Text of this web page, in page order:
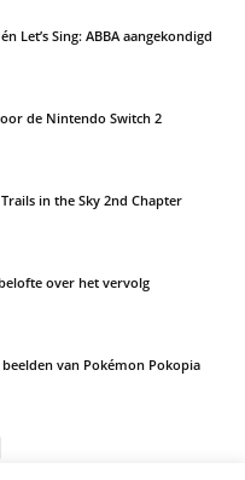
Let’s Sing: ABBA aangekondigd
de Nintendo Switch 2
in the Sky 2nd Chapter
over het vervolg
van Pokémon Pokopia